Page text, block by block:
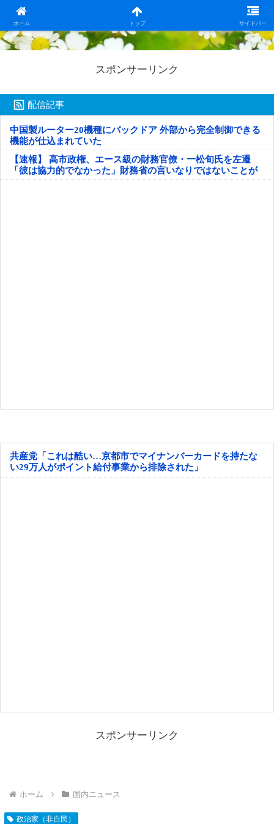
ホーム トップ サイドバー
日本第一！ニュース録
スポンサーリンク
配信記事
中国製ルーター20機種にバックドア 外部から完全制御できる
機能が仕込まれていた
【速報】 高市政権、エース級の財務官僚・一松旬氏を左遷
「彼は協力的でなかった」財務省の言いなりではないことが
判明
共産党「これは酷い…京都市でマイナンバーカードを持たな
い29万人がポイント給付事業から排除された」
スポンサーリンク
ホーム 国内ニュース
政治家（非自民）